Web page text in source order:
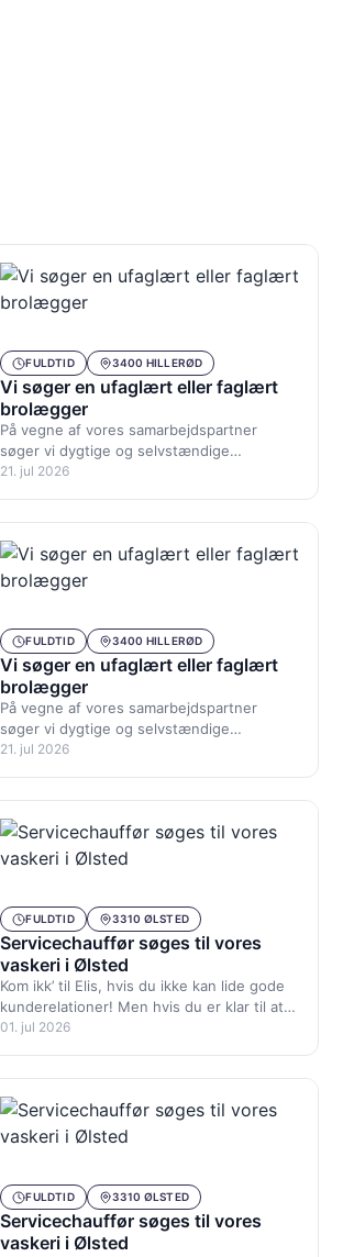
FULDTID 3400 HILLERØD
Vi søger en ufaglært eller faglært
brolægger
På vegne af vores samarbejdspartner
søger vi dygtige og selvstændige
brolæggere til primært opgaver i
21. jul 2026
FULDTID 3400 HILLERØD
Vi søger en ufaglært eller faglært
brolægger
På vegne af vores samarbejdspartner
søger vi dygtige og selvstændige
brolæggere til primært opgaver i
21. jul 2026
FULDTID 3310 ØLSTED
Servicechauffør søges til vores
vaskeri i Ølsted
Kom ikk’ til Elis, hvis du ikke kan lide gode
kunderelationer! Men hvis du er klar til at…
01. jul 2026
FULDTID 3310 ØLSTED
Servicechauffør søges til vores
vaskeri i Ølsted